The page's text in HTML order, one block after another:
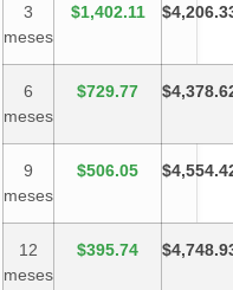
3
meses
$1,402.11
6
meses
$729.77
9
meses
$506.05
12
meses
$395.74